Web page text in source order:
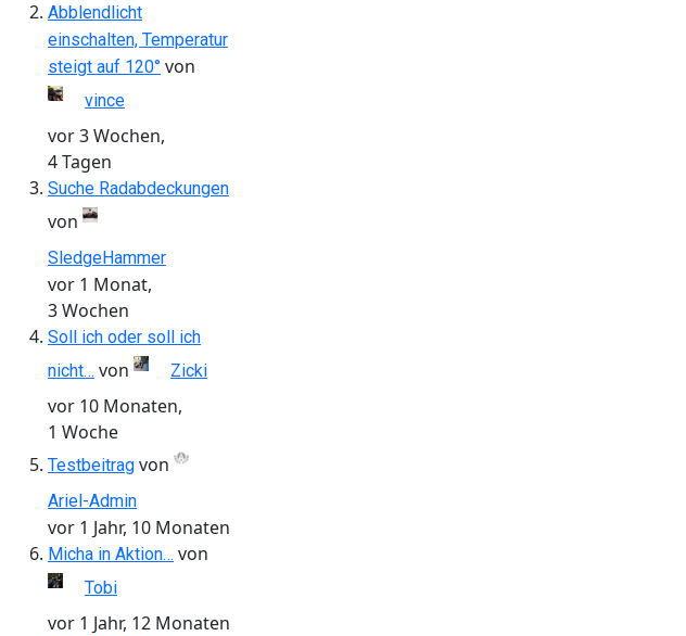
Abblendlicht
einschalten, Temperatur
steigt auf 120° von
vince
vor 3 Wochen,
4 Tagen
Suche Radabdeckungen
von
SledgeHammer
vor 1 Monat,
3 Wochen
Soll ich oder soll ich
nicht… von Zicki
vor 10 Monaten,
1 Woche
Testbeitrag von
Ariel-Admin
vor 1 Jahr, 10 Monaten
Micha in Aktion… von
Tobi
vor 1 Jahr, 12 Monaten